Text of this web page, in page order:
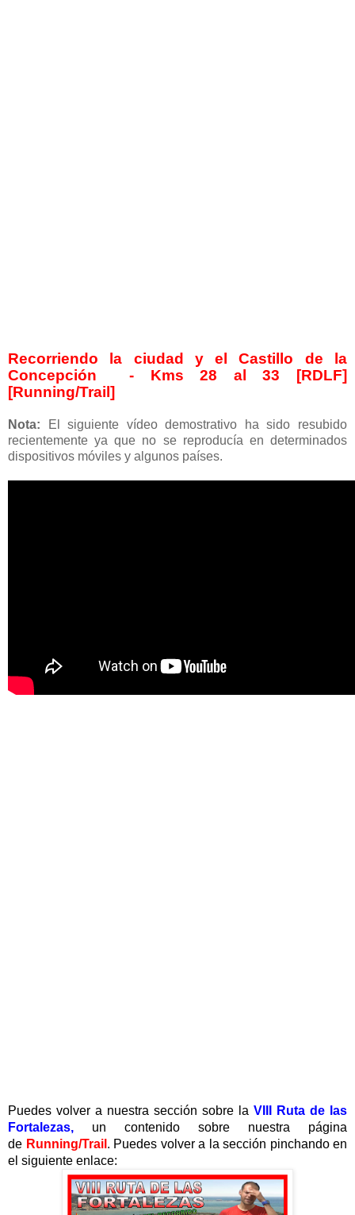
Recorriendo la ciudad y el Castillo de la
Concepción - Kms 28 al 33 [RDLF]
[Running/Trail]
Nota: El siguiente vídeo demostrativo ha sido resubido
recientemente ya que no se reproducía en determinados
dispositivos móviles y algunos países.
Puedes volver a nuestra sección sobre la VIII Ruta de las
Fortalezas, un contenido sobre nuestra página
de Running/Trail . Puedes volver a la sección pinchando en
el siguiente enlace: